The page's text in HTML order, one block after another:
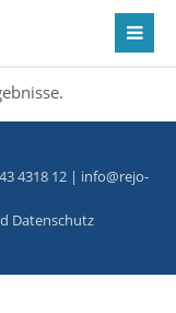
4318 12 | info@rejo-
Datenschutz